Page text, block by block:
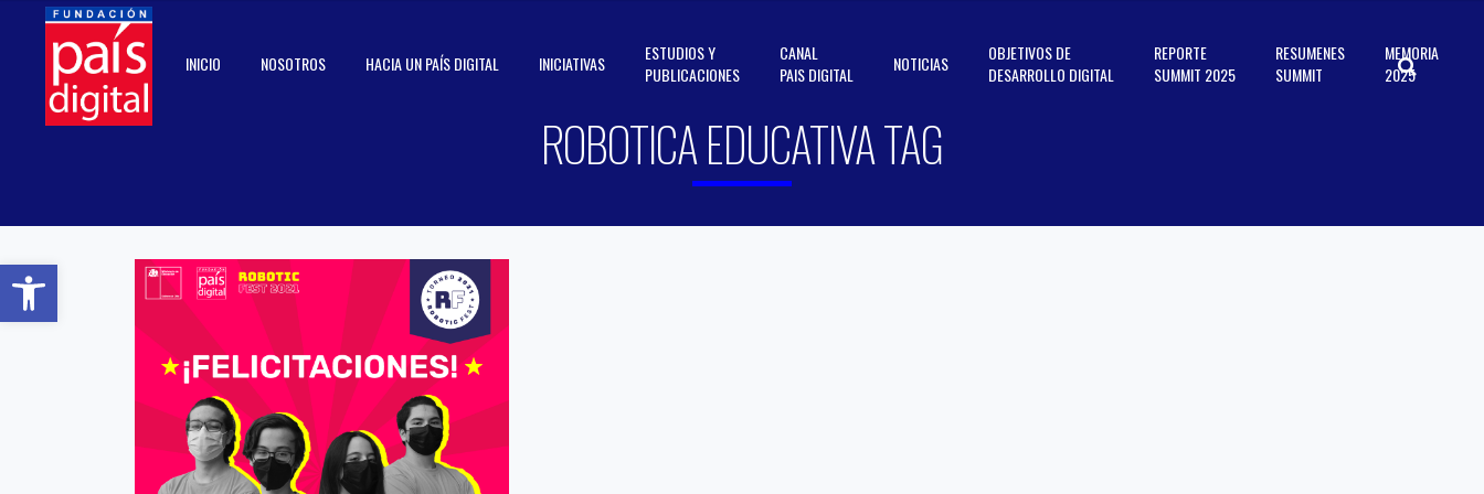
Abrir barra de herramientas
INICIO NOSOTROS HACIA UN PAÍS DIGITAL INICIATIVAS
ESTUDIOS Y
PUBLICACIONES
CANAL
PAIS DIGITAL
NOTICIAS
OBJETIVOS DE
DESARROLLO DIGITAL
REPORTE
SUMMIT 2025
RESUMENES
SUMMIT
MEMORIA
2025
ROBOTICA EDUCATIVA TAG